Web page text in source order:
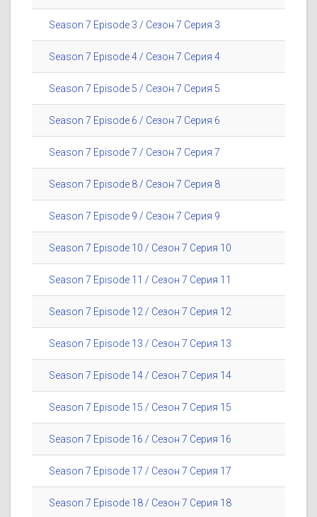
Season 7 Episode 3 / Сезон 7 Серия 3
Season 7 Episode 4 / Сезон 7 Серия 4
Season 7 Episode 5 / Сезон 7 Серия 5
Season 7 Episode 6 / Сезон 7 Серия 6
Season 7 Episode 7 / Сезон 7 Серия 7
Season 7 Episode 8 / Сезон 7 Серия 8
Season 7 Episode 9 / Сезон 7 Серия 9
Season 7 Episode 10 / Сезон 7 Серия 10
Season 7 Episode 11 / Сезон 7 Серия 11
Season 7 Episode 12 / Сезон 7 Серия 12
Season 7 Episode 13 / Сезон 7 Серия 13
Season 7 Episode 14 / Сезон 7 Серия 14
Season 7 Episode 15 / Сезон 7 Серия 15
Season 7 Episode 16 / Сезон 7 Серия 16
Season 7 Episode 17 / Сезон 7 Серия 17
Season 7 Episode 18 / Сезон 7 Серия 18